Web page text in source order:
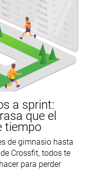
a sprint:
que el
tiempo
de gimnasio hasta
Crossfit, todos te
para perder